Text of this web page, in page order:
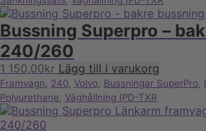
Bussning Superpro –
240/260
1 150,00kr Lägg till i varukorg
Framvagn 240 Volvo Bussningar SuperPro
Polyurethane Väghållning IPD-TXR